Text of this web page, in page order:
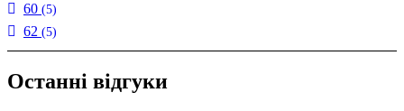
60 (5)
62 (5)
Останні відгуки